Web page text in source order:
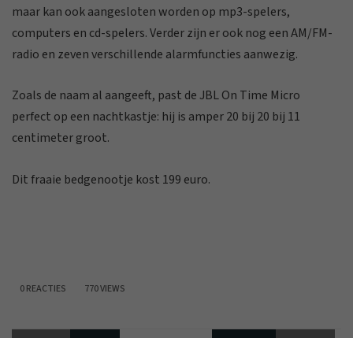
maar kan ook aangesloten worden op mp3-spelers,
computers en cd-spelers. Verder zijn er ook nog een AM/FM-
radio en zeven verschillende alarmfuncties aanwezig.
Zoals de naam al aangeeft, past de JBL On Time Micro
perfect op een nachtkastje: hij is amper 20 bij 20 bij 11
centimeter groot.
Dit fraaie bedgenootje kost 199 euro.
0 REACTIES 770 VIEWS